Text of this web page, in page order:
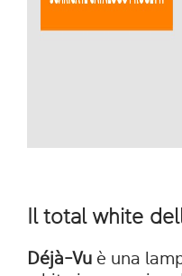
Il total white
Déjà-Vu è una